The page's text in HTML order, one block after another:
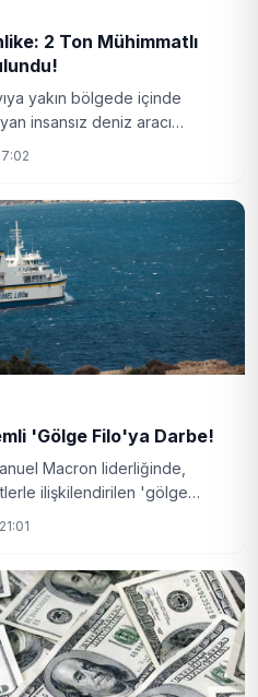
2 Ton Mühimmatlı
yakın bölgede içinde
insansız deniz aracı
'Gölge Filo'ya Darbe!
Macron liderliğinde,
ilişkilendirilen 'gölge
tanker ağına karşı önemli